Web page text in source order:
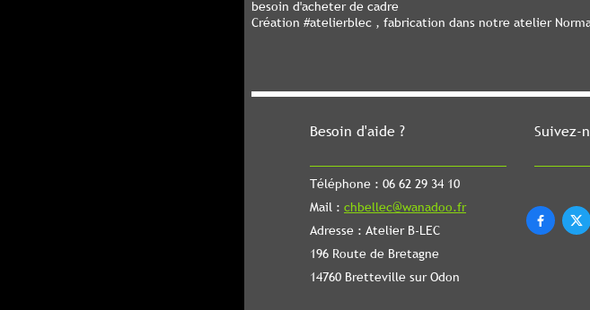
Besoin d'aide ?
Téléphone : 06 62 29 34 10
Mail : chbellec@wanadoo.fr
Adresse : Atelier B-LEC
196 Route de Bretagne
14760 Bretteville sur Odon
Suivez-
 
besoin d'acheter de cadre
Création #atelierblec , fabrication dans notre atelier